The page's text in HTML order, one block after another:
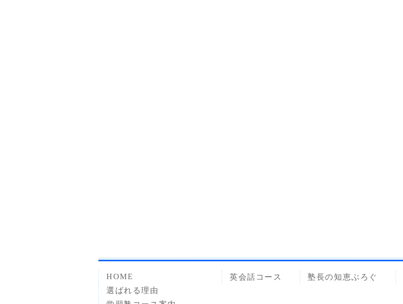
HOME
選ばれる理由
英会話コース 塾長の知恵ぶろぐ